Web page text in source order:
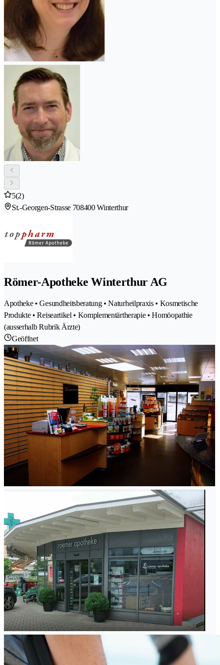
5(2)
St.-Georgen-Strasse 708400 Winterthur
Römer-Apotheke Winterthur AG
Apotheke • Gesundheitsberatung • Naturheilpraxis • Kosmetische
Produkte • Reiseartikel • Komplementärtherapie • Homöopathie
(ausserhalb Rubrik Ärzte)
Geöffnet